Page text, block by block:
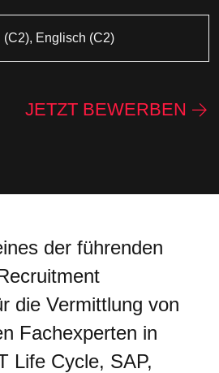
(C2), Englisch (C2)
JETZT BEWERBEN
der führenden
die Vermittlung von
Fachexperten in
Life Cycle, SAP,